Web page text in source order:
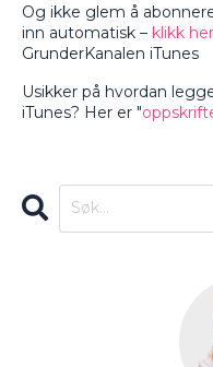
Og ikke glem å
inn automatisk – klikk
GrunderKanalen iTunes
Usikker på hvordan
iTunes? Her er "